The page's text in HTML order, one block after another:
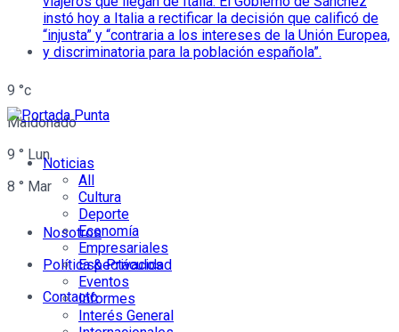
9 °c
Maldonado
9 ° Lun
8 ° Mar
Nosotros
Política & Privacidad
Contacto
Noticias
All
Cultura
Deporte
Economía
Empresariales
Espectáculos
Eventos
Informes
Interés General